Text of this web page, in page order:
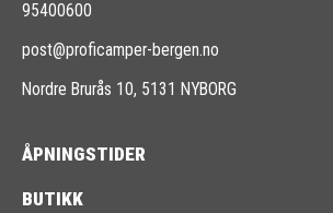
95400600
post@proficamper-bergen.no
Nordre Brurås 10, 5131 NYBORG
ÅPNINGSTIDER
BUTIKK